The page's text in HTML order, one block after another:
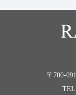
〒700-